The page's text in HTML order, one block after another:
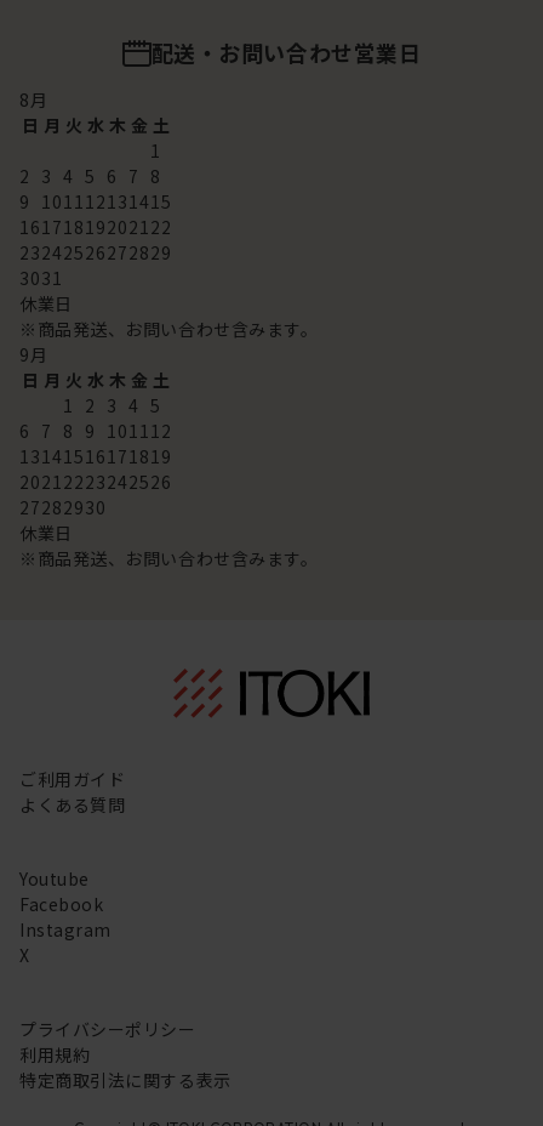
配送・お問い合わせ営業日
8月
日 月 火 水 木 金 土
1
2 3 4 5 6 7 8
9 101112131415
16171819202122
23242526272829
3031
休業日
※商品発送、お問い合わせ含みます。
9月
日 月 火 水 木 金 土
1 2 3 4 5
6 7 8 9 101112
13141516171819
20212223242526
27282930
休業日
※商品発送、お問い合わせ含みます。
ご利用ガイド
よくある質問
Youtube
Facebook
Instagram
X
プライバシーポリシー
利用規約
特定商取引法に関する表示